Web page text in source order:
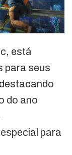
está
para seus
do ano
para